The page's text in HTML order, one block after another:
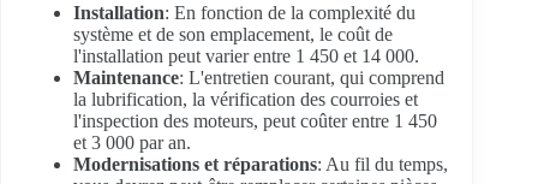
Installation: En fonction de la complexité du
système et de son emplacement, le coût de
l'installation peut varier entre 1 450 et 14 000.
Maintenance: L'entretien courant, qui comprend
la lubrification, la vérification des courroies et
l'inspection des moteurs, peut coûter entre 1 450
et 3 000 par an.
Modernisations et réparations: Au fil du temps,